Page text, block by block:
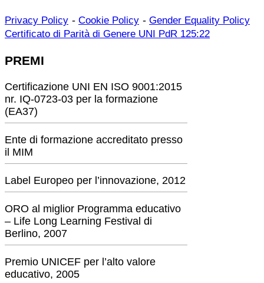
Privacy Policy - Cookie Policy - Gender Equality Policy
Certificato di Parità di Genere UNI PdR 125:22
PREMI
Certificazione UNI EN ISO 9001:2015
nr. IQ-0723-03 per la formazione
(EA37)
Ente di formazione accreditato presso
il MIM
Label Europeo per l’innovazione, 2012
ORO al miglior Programma educativo
– Life Long Learning Festival di
Berlino, 2007
Premio UNICEF per l’alto valore
educativo, 2005